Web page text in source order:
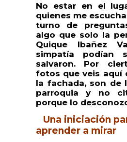
No estar en el
quienes me
turno de
algo que solo la
Quique Ibañez
simpatía podían
salvaron. Por
fotos que veis aquí
la fachada, son de
parroquia y no
porque lo
Una iniciación
aprender a mirar